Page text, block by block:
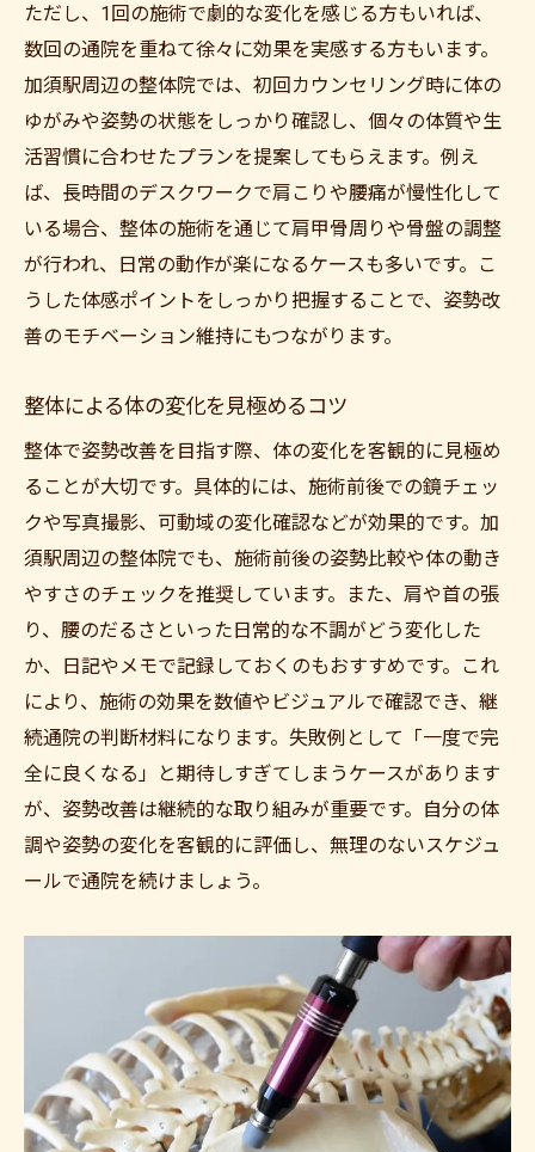
ただし、1回の施術で劇的な変化を感じる方もいれば、
数回の通院を重ねて徐々に効果を実感する方もいます。
加須駅周辺の整体院では、初回カウンセリング時に体の
ゆがみや姿勢の状態をしっかり確認し、個々の体質や生
活習慣に合わせたプランを提案してもらえます。例え
ば、長時間のデスクワークで肩こりや腰痛が慢性化して
いる場合、整体の施術を通じて肩甲骨周りや骨盤の調整
が行われ、日常の動作が楽になるケースも多いです。こ
うした体感ポイントをしっかり把握することで、姿勢改
善のモチベーション維持にもつながります。
整体による体の変化を見極めるコツ
整体で姿勢改善を目指す際、体の変化を客観的に見極め
ることが大切です。具体的には、施術前後での鏡チェッ
クや写真撮影、可動域の変化確認などが効果的です。加
須駅周辺の整体院でも、施術前後の姿勢比較や体の動き
やすさのチェックを推奨しています。また、肩や首の張
り、腰のだるさといった日常的な不調がどう変化した
か、日記やメモで記録しておくのもおすすめです。これ
により、施術の効果を数値やビジュアルで確認でき、継
続通院の判断材料になります。失敗例として「一度で完
全に良くなる」と期待しすぎてしまうケースがあります
が、姿勢改善は継続的な取り組みが重要です。自分の体
調や姿勢の変化を客観的に評価し、無理のないスケジュ
ールで通院を続けましょう。